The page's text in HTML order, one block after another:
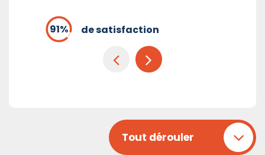
de satisfaction
Tout dérouler